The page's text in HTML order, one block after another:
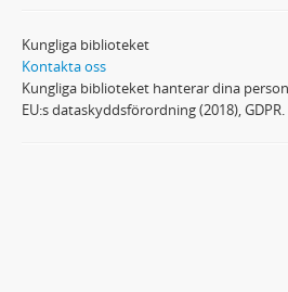
Kungliga biblioteket
Kontakta oss
Kungliga biblioteket hanterar dina
EU:s dataskyddsförordning (2018), GDPR.